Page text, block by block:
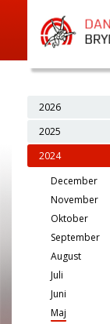
2026
2025
2024
December
November
Oktober
September
August
Juli
Juni
Maj